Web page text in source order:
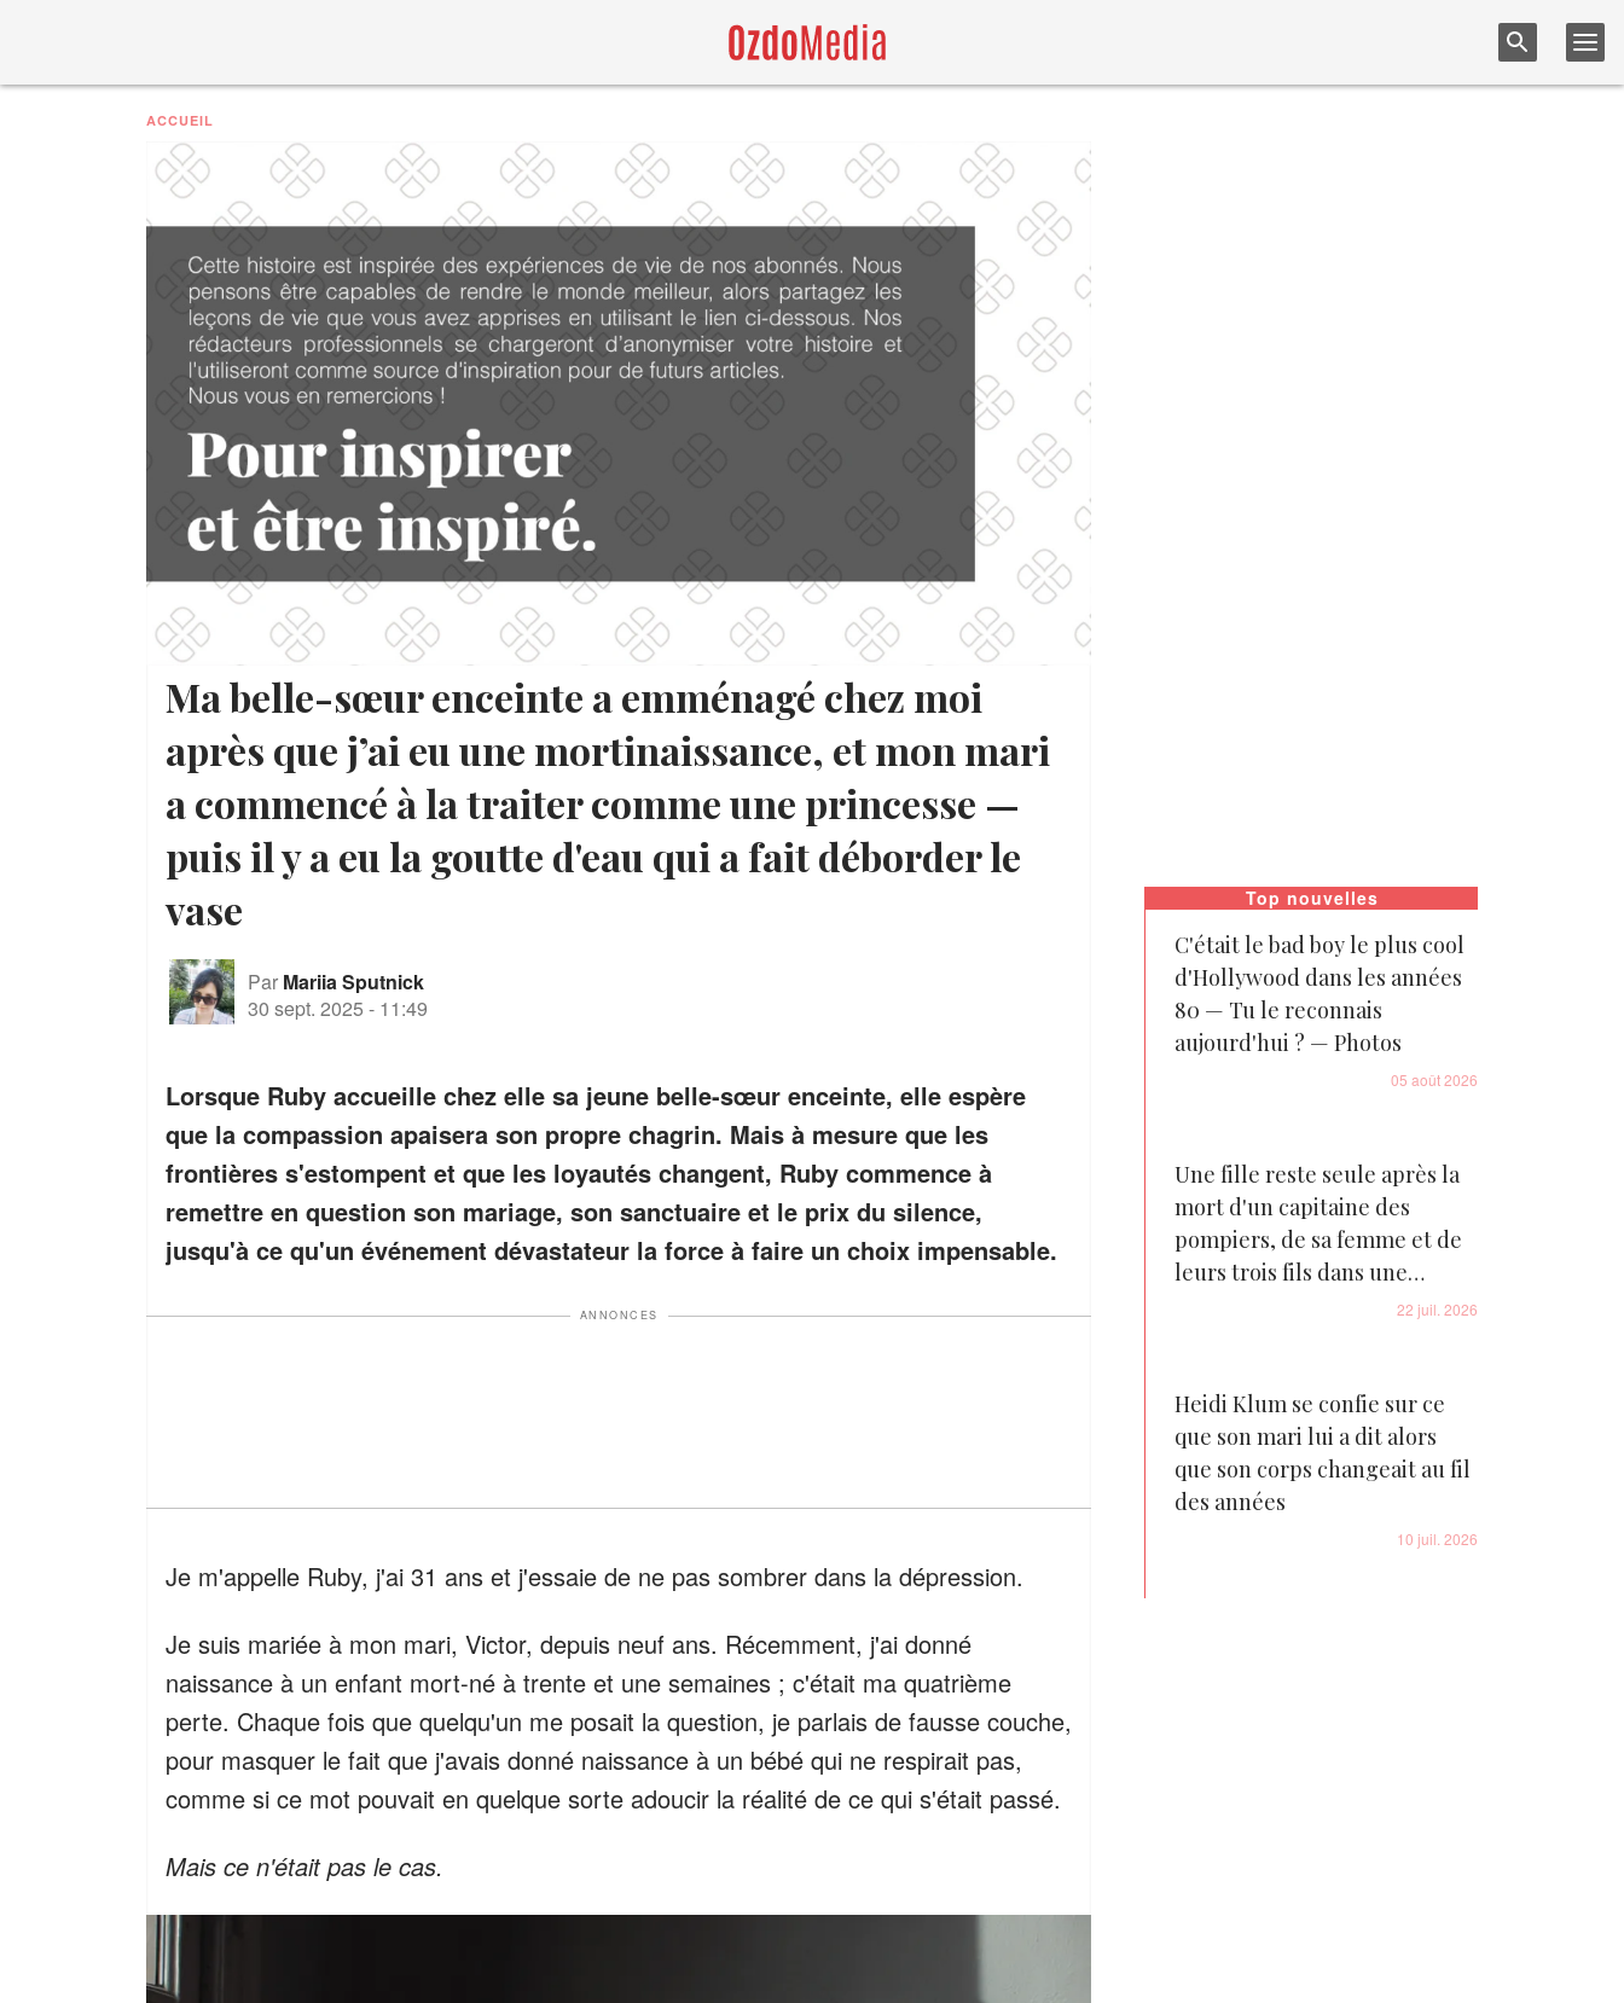
ACCUEIL
Ma belle-sœur enceinte a emménagé chez moi
après que j’ai eu une mortinaissance, et mon mari
a commencé à la traiter comme une princesse —
puis il y a eu la goutte d'eau qui a fait déborder le
vase
Par Mariia Sputnick
30 sept. 2025 - 11:49
Lorsque Ruby accueille chez elle sa jeune belle-sœur enceinte, elle espère
que la compassion apaisera son propre chagrin. Mais à mesure que les
frontières s'estompent et que les loyautés changent, Ruby commence à
remettre en question son mariage, son sanctuaire et le prix du silence,
jusqu'à ce qu'un événement dévastateur la force à faire un choix impensable.
ANNONCES
Je m'appelle Ruby, j'ai 31 ans et j'essaie de ne pas sombrer dans la dépression.
Je suis mariée à mon mari, Victor, depuis neuf ans. Récemment, j'ai donné
naissance à un enfant mort-né à trente et une semaines ; c'était ma quatrième
perte. Chaque fois que quelqu'un me posait la question, je parlais de fausse couche,
pour masquer le fait que j'avais donné naissance à un bébé qui ne respirait pas,
comme si ce mot pouvait en quelque sorte adoucir la réalité de ce qui s'était passé.
Mais ce n'était pas le cas.
Top nouvelles
C'était le bad boy le plus cool
d'Hollywood dans les années
80 — Tu le reconnais
aujourd'hui ? — Photos
05 août 2026
Une fille reste seule après la
mort d'un capitaine des
pompiers, de sa femme et de
leurs trois fils dans une
tragédie familiale déchirante
22 juil. 2026
Heidi Klum se confie sur ce
que son mari lui a dit alors
que son corps changeait au fil
des années
10 juil. 2026